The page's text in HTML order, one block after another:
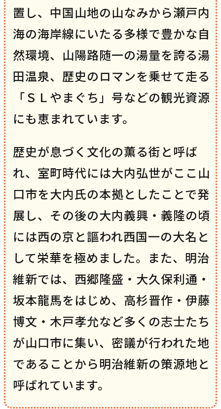
置し、中国山地の山なみから瀬戸内
海の海岸線にいたる多様で豊かな自
然環境、山陽路随一の湯量を誇る湯
田温泉、歴史のロマンを乗せて走る
「ＳＬやまぐち」号などの観光資源
にも恵まれています。
歴史が息づく文化の薫る街と呼ば
れ、室町時代には大内弘世がここ山
口市を大内氏の本拠としたことで発
展し、その後の大内義興・義隆の頃
には西の京と謳われ西国一の大名と
して栄華を極めました。また、明治
維新では、西郷隆盛・大久保利通・
坂本龍馬をはじめ、高杉晋作・伊藤
博文・木戸孝允など多くの志士たち
が山口市に集い、密議が行われた地
であることから明治維新の策源地と
呼ばれています。